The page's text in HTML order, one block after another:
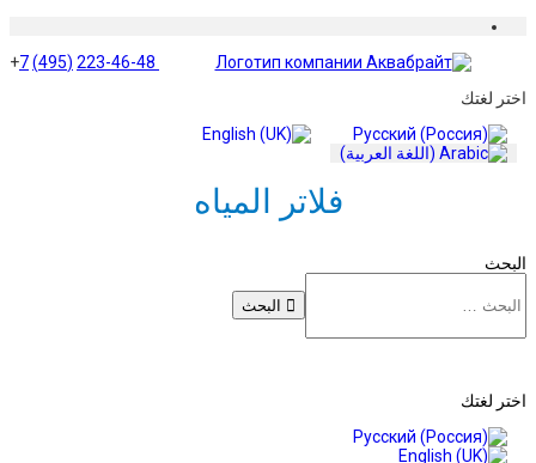
(495)
7
+
اختر لغتك
فلاتر المياه
البحث
البحث
اختر لغتك